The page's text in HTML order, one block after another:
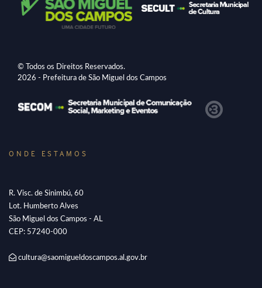
© Todos os Direitos Reservados.
2026 - Prefeitura de São Miguel dos Campos
ONDE ESTAMOS
R. Visc. de Sinimbú, 60
Lot. Humberto Alves
São Miguel dos Campos - AL
CEP: 57240-000
cultura@saomigueldoscampos.al.gov.br